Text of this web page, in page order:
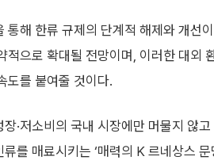
통해 한류 규제의 단계적 해제와 개선
적으로 확대될 전망이며, 이러한 대외
도를 붙여줄 것이다.
·저소비의 국내 시장에만 머물지 않
를 매료시키는 ‘매력의 K 르네상스